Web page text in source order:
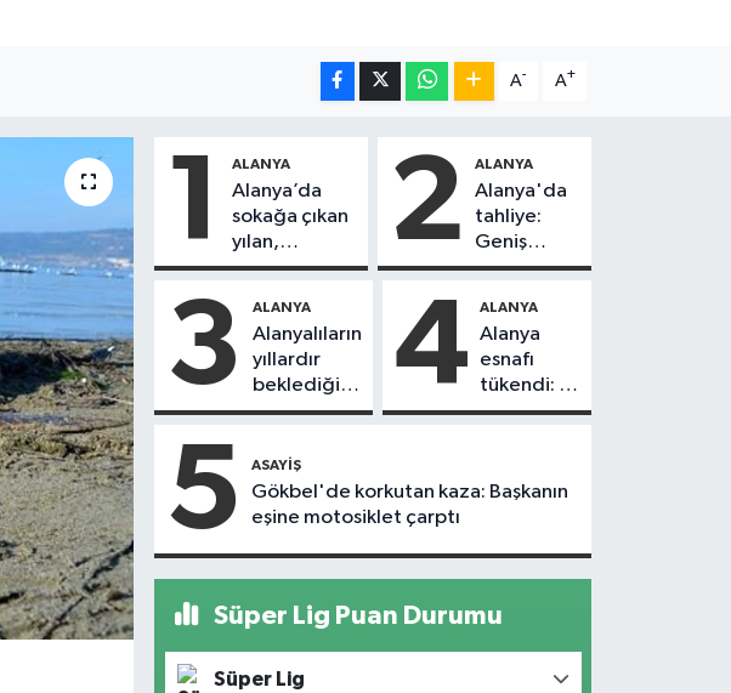
A- A+
1 ALANYA
Alanya’da
sokağa çıkan
yılan,
vatandaşı
2 ALANYA
Alanya'da
tahliye:
Geniş
güvenlik
alındı
3 ALANYA
Alanyalıların
yıllardır
beklediği
yol askıdan
4 ALANYA
Alanya
esnafı
tükendi: 1
ayda 150
5 ASAYIŞ
Gökbel'de korkutan kaza: Başkanın
eşine motosiklet çarptı
Süper Lig Puan Durumu
Süper Lig